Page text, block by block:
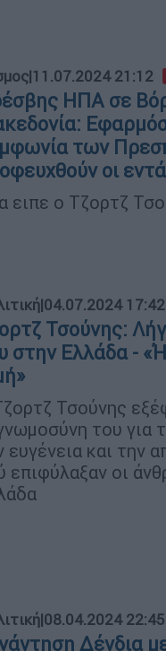
|11.07.2024 21:12
ΗΠΑ σε
των
οι
ειπε ο Τζορτζ
|04.07.2024 17:42
Τσούνης:
στην Ελλάδα -
Τσούνης
του για
ευγένεια και την
επιφύλαξαν οι
|08.04.2024 22:45
Δένδια